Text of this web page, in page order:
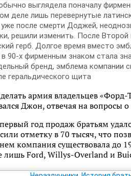
выглядела поначалу
деле лишь перевернутые
после смерти Доджей,
решили изменить. После
герб. Долгое время вместо
90-х фирменным знаком стала
бренд, эмблема компании
геральдического щита
армия владельцев
Джон, отвечая на вопросы
год продаж братьям
отметку в 70 тысяч, что
компания существовала до
Ford, Willys-Overland и